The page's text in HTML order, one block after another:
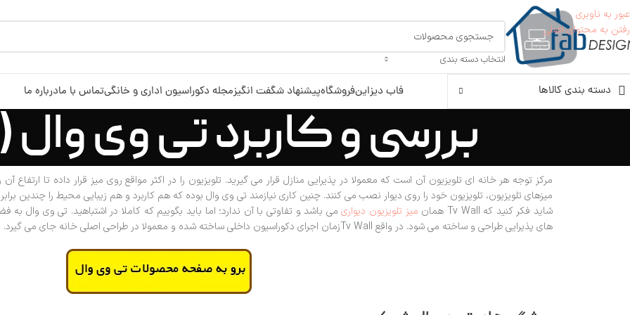
عبور به ناوبری
رفتن به محتوای اصلی
انتخاب دسته بندی
دسته بندی کالاها فاب دیزاینفروشگاهپیشنهاد شگفت انگیزمجله دکوراسیون اداری و خانگیتماس با مادرباره ما
بررسی و کاربرد تی وی وال (Tv Wall)
مرکز توجه هر خانه ای تلویزیون آن است که معمولا در پذیرایی منازل قرار می گیرید. تلویزیون را در اکثر مواقع روی میز قرار داده تا ارتفاع
میزهای تلویزیون، تلویزیون خود را روی دیوار نصب می کنند. چنین کاری نیازمند تی وی وال بوده که هم کاربرد و هم زیبایی محیط را چندین
شاید فکر کنید که Tv Wall همان
میز تلویزیون دیواریمی باشد و تفاوتی با آن ندارد؛ اما باید بگوییم که کاملا در اشتباهید. تی وی وال
های پذیرایی طراحی و ساخته می شود. در واقع Tv Wallزمان اجرای دکوراسیون داخلی ساخته شده و معمولا در طراحی اصلی خانه جای می گیرد.